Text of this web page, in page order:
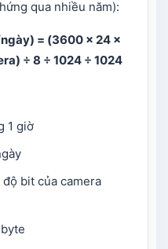
qua nhiều năm):
= (3600 × 24 ×
÷ 8 ÷ 1024 ÷ 1024
1 giờ
độ bit của camera